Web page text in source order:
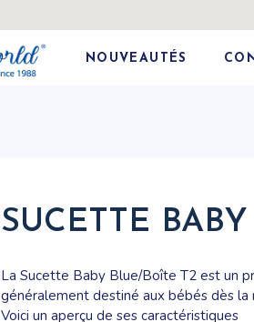
NOUVEAUTÉS
SUCETTE
La Sucette Baby Blue/Boîte T2 est un
généralement destiné aux bébés dès la
Voici un aperçu de ses caractéristiques